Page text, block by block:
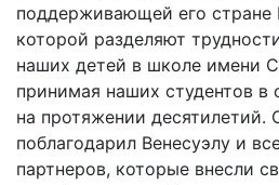
поддерживающей его стране
которой разделяют
наших детей в школе имени
принимая наших студентов в
на протяжении десятилетий.
поблагодарил Венесуэлу и
партнеров, которые внесли